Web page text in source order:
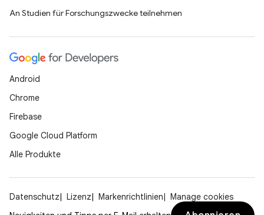
An Studien für Forschungszwecke teilnehmen
Android
Chrome
Firebase
Google Cloud Platform
Alle Produkte
Datenschutz Lizenz Markenrichtlinien
Manage cookies